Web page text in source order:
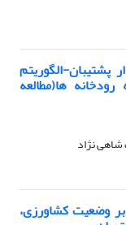
الگوریتم
ها(مطالعه
نژاد
بر وضعیت کشاورزی،